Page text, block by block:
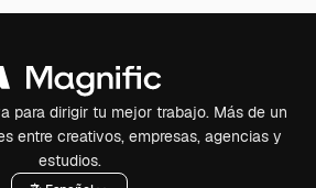
para dirigir tu mejor trabajo. Más de un
entre creativos, empresas, agencias y
estudios.